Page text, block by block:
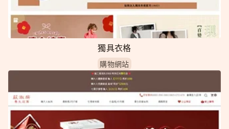
獨具衣格
購物網站